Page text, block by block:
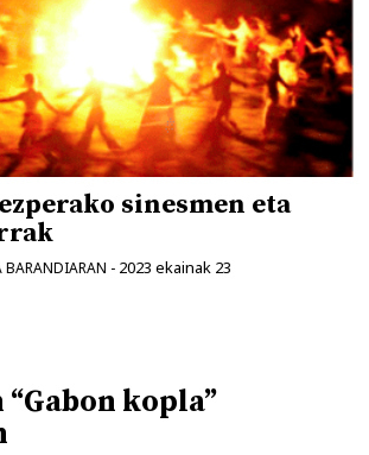
sinesmen eta
BARANDIARAN - 2023 ekainak 23
kopla”